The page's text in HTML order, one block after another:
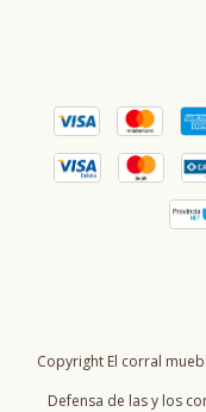
Copyright El corral
Defensa de las y los